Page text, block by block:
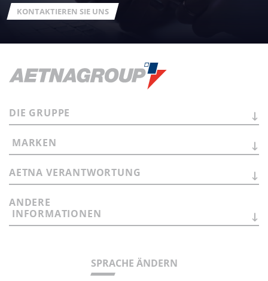
KONTAKTIEREN SIE UNS
SPRACHE ÄNDERN
DIE GRUPPE
MARKEN
AETNA VERANTWORTUNG
ANDERE
INFORMATIONEN